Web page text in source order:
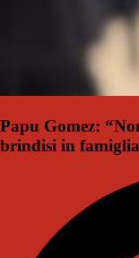
Papu Gomez:
brindisi in